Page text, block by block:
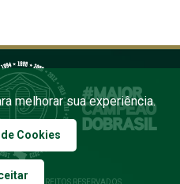
OS DIREITOS RESERVADOS
melhorar sua experiência.
Cookies